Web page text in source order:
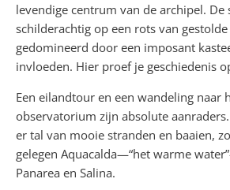
levendige centrum van de archipel. De
schilderachtig op een rots van
gedomineerd door een imposant
invloeden. Hier proef je geschiedenis
Een eilandtour en een wandeling naar
observatorium zijn absolute
er tal van mooie stranden en baaien,
gelegen Aquacalda—“het warme
Panarea en Salina.